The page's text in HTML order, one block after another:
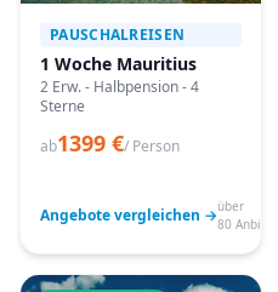
PAUSCHALREISEN
1 Woche Mauritius
2 Erw. - Halbpension - 4
Sterne
ab1399 €/ Person
Angebote vergleichen →über
80 Anbieter